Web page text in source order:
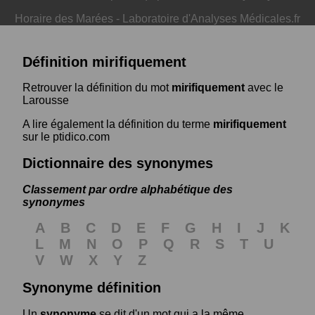
Horaire des Marées - Laboratoire d'Analyses Médicales.fr
Définition mirifiquement
Retrouver la définition du mot mirifiquement avec le
Larousse
A lire également la définition du terme mirifiquement
sur le ptidico.com
Dictionnaire des synonymes
Classement par ordre alphabétique des
synonymes
A B C D E F G H I J
K
L
M N O P Q R S T
U
V
W X Y
Z
Synonyme définition